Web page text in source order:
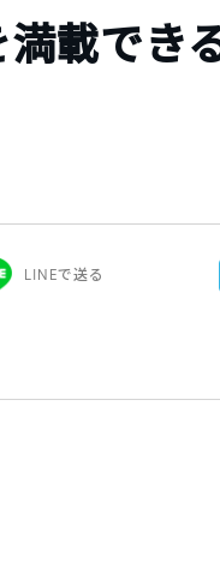
載でき
LINEで送る